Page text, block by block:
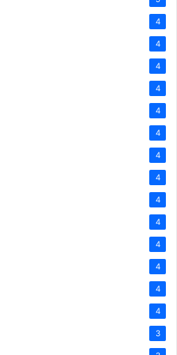
4
4
4
4
4
4
4
4
4
4
4
4
4
4
3